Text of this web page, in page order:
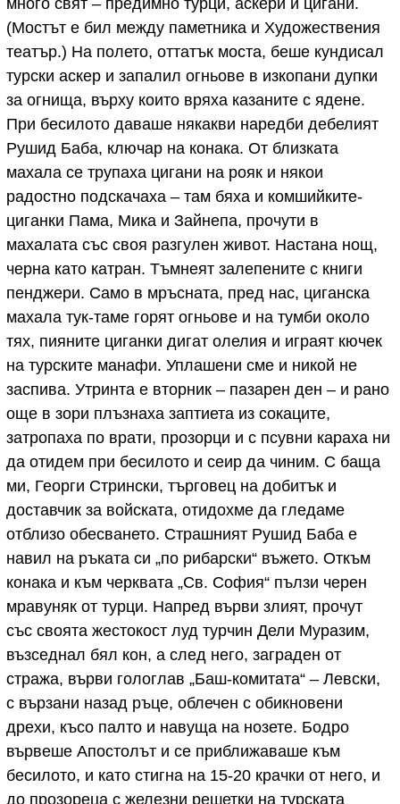
много свят – предимно турци, аскери и цигани.
(Мостът е бил между паметника и Художествения
театър.) На полето, оттатък моста, беше кундисал
турски аскер и запалил огньове в изкопани дупки
за огнища, върху които вряха казаните с ядене.
При бесилото даваше някакви наредби дебелият
Рушид Баба, ключар на конака. От близката
махала се трупаха цигани на рояк и някои
радостно подскачаха – там бяха и комшийките-
циганки Пама, Мика и Зайнепа, прочути в
махалата със своя разгулен живот. Настана нощ,
черна като катран. Тъмнеят залепените с книги
пенджери. Само в мръсната, пред нас, циганска
махала тук-таме горят огньове и на тумби около
тях, пияните циганки дигат олелия и играят кючек
на турските манафи. Уплашени сме и никой не
заспива. Утринта е вторник – пазарен ден – и рано
още в зори плъзнаха заптиета из сокаците,
затропаха по врати, прозорци и с псувни караха ни
да отидем при бесилото и сеир да чиним. С баща
ми, Георги Стрински, търговец на добитък и
доставчик за войската, отидохме да гледаме
отблизо обесването. Страшният Рушид Баба е
навил на ръката си „по рибарски“ въжето. Откъм
конака и към черквата „Св. София“ пълзи черен
мравуняк от турци. Напред върви злият, прочут
със своята жестокост луд турчин Дели Муразим,
възседнал бял кон, а след него, заграден от
стража, върви гологлав „Баш-комитата“ – Левски,
с вързани назад ръце, облечен с обикновени
дрехи, късо палто и навуща на нозете. Бодро
вървеше Апостолът и се приближаваше към
бесилото, и като стигна на 15-20 крачки от него, и
до прозореца с железни решетки на турската